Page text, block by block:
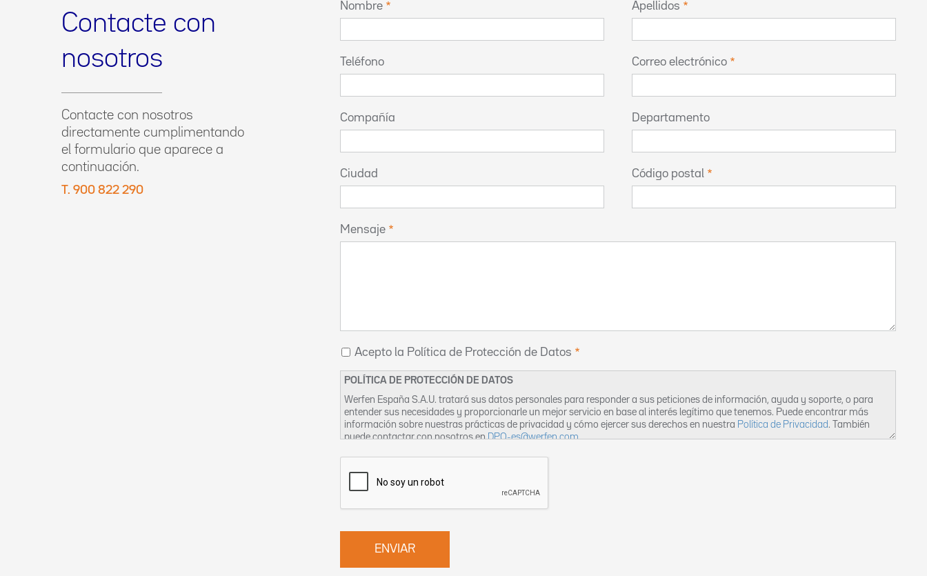
Contacte con
nosotros
Contacte con nosotros
directamente cumplimentando
el formulario que aparece a
continuación.
T. 900 822 290
Nombre Apellidos
Teléfono Correo electrónico
Compañía Departamento
Ciudad Código postal
Mensaje
Acepto la Política de Protección de Datos
POLÍTICA DE PROTECCIÓN DE DATOS
Werfen España S.A.U. tratará sus datos personales para responder a sus peticiones de información, ayuda y soporte, o para
entender sus necesidades y proporcionarle un mejor servicio en base al interés legítimo que tenemos. Puede encontrar más
información sobre nuestras prácticas de privacidad y cómo ejercer sus derechos en nuestra Política de Privacidad . También
puede contactar con nosotros enDPO-es@werfen.com.